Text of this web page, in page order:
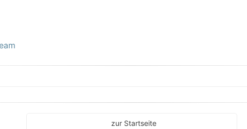
zur Startseite